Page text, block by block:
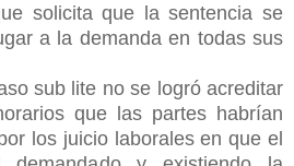
solicita que la sentencia se
a la demanda en todas sus
sub lite no se logró acreditar
que las partes habrían
los juicio laborales en que el